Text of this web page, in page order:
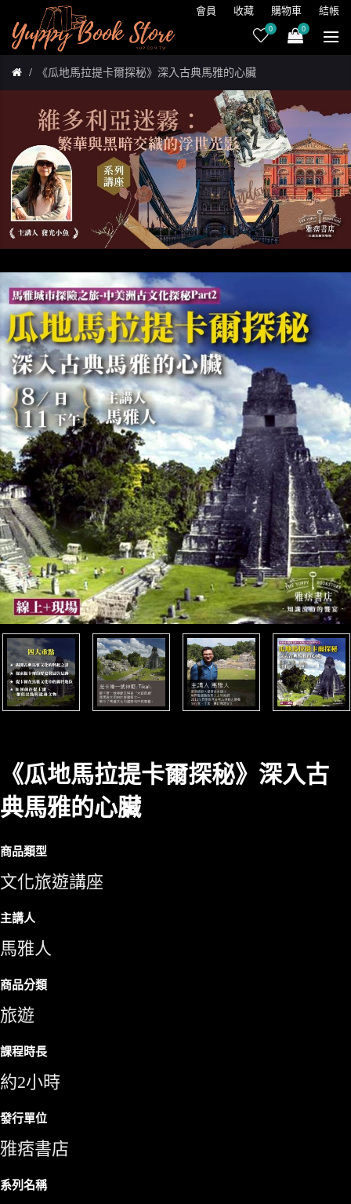
會員 收藏 購物車 結帳
0 0
《瓜地馬拉提卡爾探秘》深入古典馬雅的心臟
《瓜地馬拉提卡爾探秘》深入古
典馬雅的心臟
商品類型
文化旅遊講座
主講人
馬雅人
商品分類
旅遊
課程時長
約2小時
發行單位
雅痞書店
系列名稱